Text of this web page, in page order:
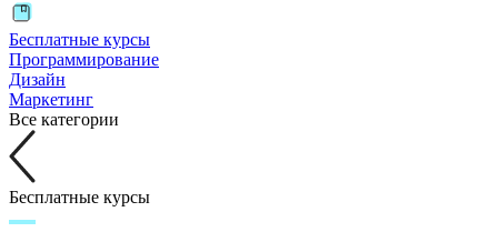
Бесплатные курсы
Программирование
Дизайн
Маркетинг
Все категории
Бесплатные курсы